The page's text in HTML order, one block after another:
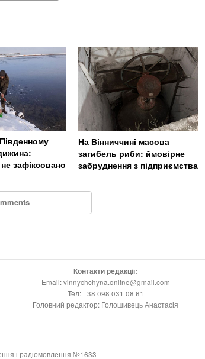
зафіксовано
На Вінниччині масова
загибель риби: ймовірне
забруднення з підприємства
Контакти редакції:
Email: vinnychchyna.online@gmail.com
Тел: +38 098 031 08 61
Головний редактор: Голошивець Анастасія
і радіомовлення №1633